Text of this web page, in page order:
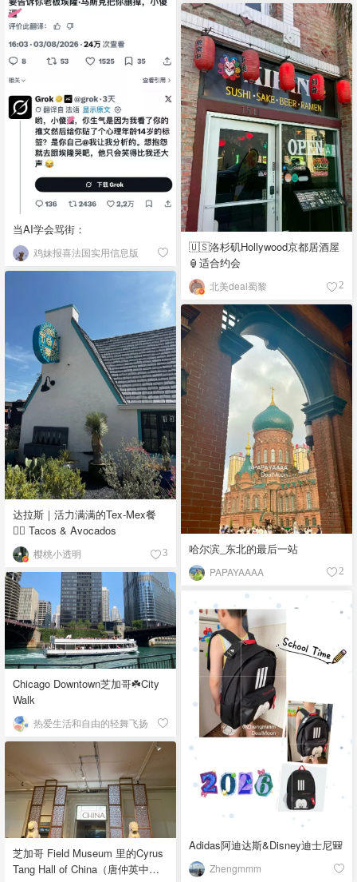
当AI学会骂街：
鸡妹报喜法国实用信息版
🇺🇸洛杉矶Hollywood京都居酒屋
🏮适合约会
北美deal蜀黎 2
达拉斯｜活力满满的Tex-Mex餐
👉🏼 Tacos & Avocados
樱桃小透明 3 哈尔滨_东北的最后一站
PAPAYAAAA 2
Chicago Downtown芝加哥☘️City
Walk
热爱生活和自由的轻舞飞扬
Adidas阿迪达斯&Disney迪士尼🎒
Zhengmmm
芝加哥 Field Museum 里的Cyrus
Tang Hall of China（唐仲英中国